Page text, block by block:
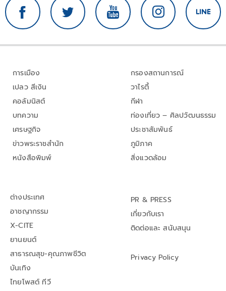
การเมือง
เปลว สีเงิน
คอลัมนิสต์
บทความ
เศรษฐกิจ
ข่าวพระราชสำนัก
หนังสือพิมพ์
กรองสถานการณ์
วาไรตี้
กีฬา
ท่องเที่ยว – ศิลปวัฒนธรรม
ประชาสัมพันธ์
ภูมิภาค
สิ่งแวดล้อม
ต่างประเทศ
อาชญากรรม
X-CITE
ยานยนต์
สาธารณสุข-คุณภาพชีวิต
บันเทิง
ไทยโพสต์ ทีวี
PR & PRESS
เกี่ยวกับเรา
ติดต่อและ สนับสนุน
Privacy Policy